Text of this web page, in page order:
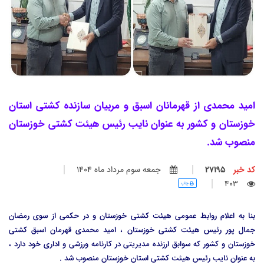
امید محمدی از قهرمانان اسبق و مربیان سازنده کشتی استان
خوزستان و کشور به عنوان نایب رئیس هیئت کشتی خوزستان
منصوب شد.
کد خبر
جمعه سوم مرداد ماه 1404
403
چاپ
بنا به اعلام روابط عمومی هیئت کشتی خوزستان و در حکمی از سوی رمضان
جمال پور رئیس هیئت کشتی خوزستان ، امید محمدی قهرمان اسبق کشتی
خوزستان و کشور که سوابق ارزنده مدیریتی در کارنامه ورزشی و اداری خود دارد ،
به عنوان نایب رئیس هیئت کشتی استان خوزستان منصوب شد .